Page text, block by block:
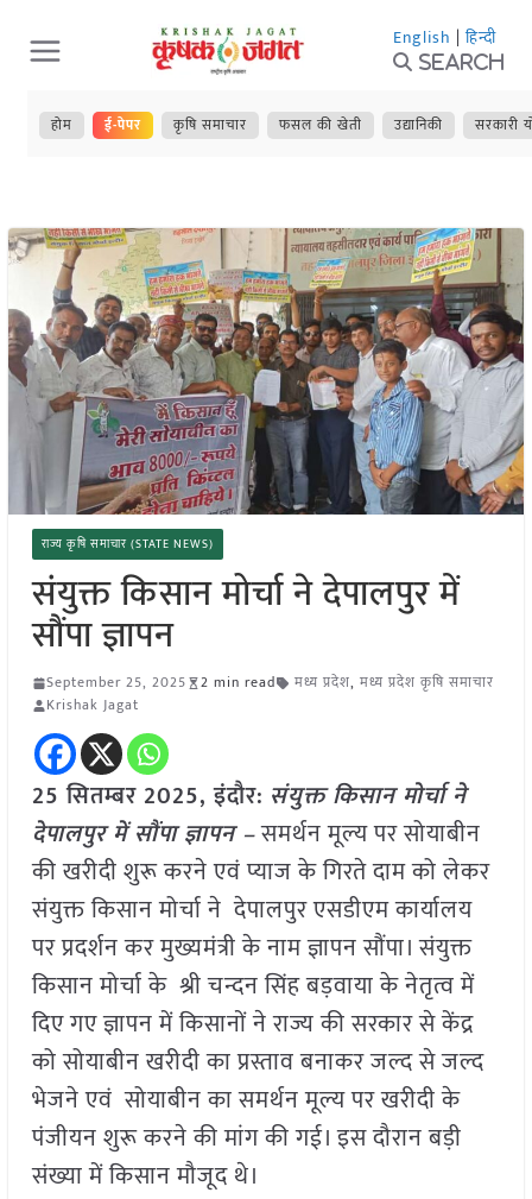
Skip
to
content
English | हिन्दी
Search
होम ई-पेपर कृषि समाचार फसल की खेती उद्यानिकी सरकारी
राज्य कृषि समाचार (STATE NEWS)
संयुक्त किसान मोर्चा ने देपालपुर में
सौंपा ज्ञापन
September 25, 2025 2 min read मध्य प्रदेश, मध्य प्रदेश कृषि समाचार
Krishak Jagat
25 सितम्बर 2025,इंदौर: संयुक्त किसान मोर्चा ने
देपालपुर में सौंपा ज्ञापन –समर्थन मूल्य पर सोयाबीन
की खरीदी शुरू करने एवं प्याज के गिरते दाम को लेकर
संयुक्त किसान मोर्चा ने देपालपुर एसडीएम कार्यालय
पर प्रदर्शन कर मुख्यमंत्री के नाम ज्ञापन सौंपा। संयुक्त
किसान मोर्चा के श्री चन्दन सिंह बड़वाया के नेतृत्व में
दिए गए ज्ञापन में किसानों ने राज्य की सरकार से केंद्र
को सोयाबीन खरीदी का प्रस्ताव बनाकर जल्द से जल्द
भेजने एवं सोयाबीन का समर्थन मूल्य पर खरीदी के
पंजीयन शुरू करने की मांग की गई। इस दौरान बड़ी
संख्या में किसान मौजूद थे।